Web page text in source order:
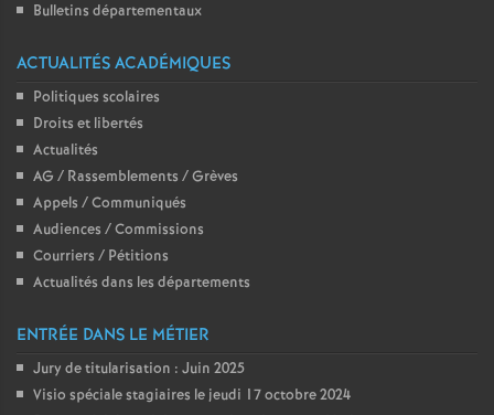
S
d
Bulletins départementaux
ACTUALITÉS ACADÉMIQUES
Politiques scolaires
Droits et libertés
Actualités
AG / Rassemblements / Grèves
Appels / Communiqués
Audiences / Commissions
Courriers / Pétitions
Actualités dans les départements
ENTRÉE DANS LE MÉTIER
Jury de titularisation : Juin 2025
Visio spéciale stagiaires le jeudi 17 octobre 2024